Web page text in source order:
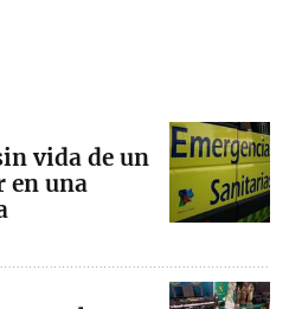
vida de un
en una